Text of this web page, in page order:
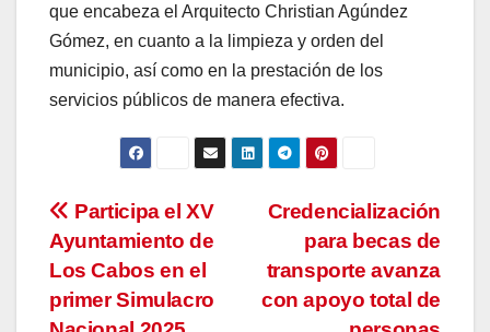
que encabeza el Arquitecto Christian Agúndez
Gómez, en cuanto a la limpieza y orden del
municipio, así como en la prestación de los
servicios públicos de manera efectiva.
Navegación
de
entradas
Credencialización
para becas de
transporte avanza
con apoyo total de
Participa el XV
Ayuntamiento de
Los Cabos en el
primer Simulacro